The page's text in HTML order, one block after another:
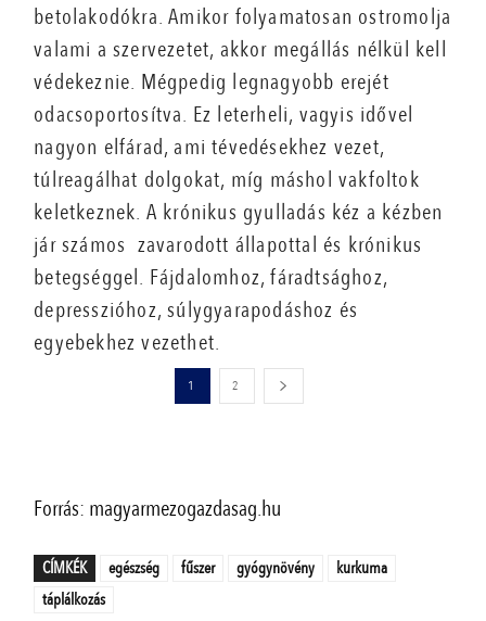
betolakodókra. Amikor folyamatosan ostromolja
valami a szervezetet, akkor megállás nélkül kell
védekeznie. Mégpedig legnagyobb erejét
odacsoportosítva. Ez leterheli, vagyis idővel
nagyon elfárad, ami tévedésekhez vezet,
túlreagálhat dolgokat, míg máshol vakfoltok
keletkeznek. A krónikus gyulladás kéz a kézben
jár számos zavarodott állapottal és krónikus
betegséggel. Fájdalomhoz, fáradtsághoz,
depresszióhoz, súlygyarapodáshoz és
egyebekhez vezethet.
1 2
Forrás: magyarmezogazdasag.hu
CÍMKÉK egészség fűszer gyógynövény
kurkuma
táplálkozás